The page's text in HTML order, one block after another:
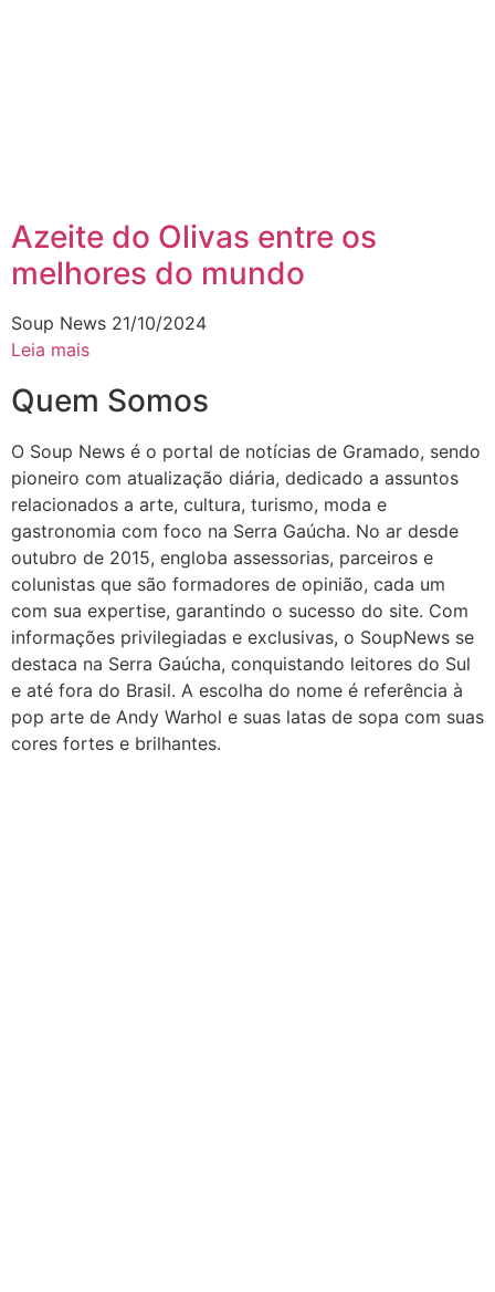
Azeite do Olivas entre os
melhores do mundo
Soup News 21/10/2024
Leia mais
Quem Somos
O Soup News é o portal de notícias de Gramado, sendo
pioneiro com atualização diária, dedicado a assuntos
relacionados a arte, cultura, turismo, moda e
gastronomia com foco na Serra Gaúcha. No ar desde
outubro de 2015, engloba assessorias, parceiros e
colunistas que são formadores de opinião, cada um
com sua expertise, garantindo o sucesso do site. Com
informações privilegiadas e exclusivas, o SoupNews se
destaca na Serra Gaúcha, conquistando leitores do Sul
e até fora do Brasil. A escolha do nome é referência à
pop arte de Andy Warhol e suas latas de sopa com suas
cores fortes e brilhantes.